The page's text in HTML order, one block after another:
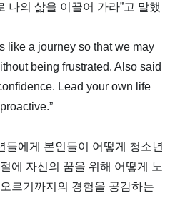
나의 삶을 이끌어 가라”고 말했
like a journey so that we may
being frustrated. Also said
Lead your own life
들에게 본인들이 어떻게 청소년
에 자신의 꿈을 위해 어떻게 노
르기까지의 경험을 공감하는